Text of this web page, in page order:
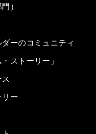
）
ーのコミュニティ
ストーリー」
リー